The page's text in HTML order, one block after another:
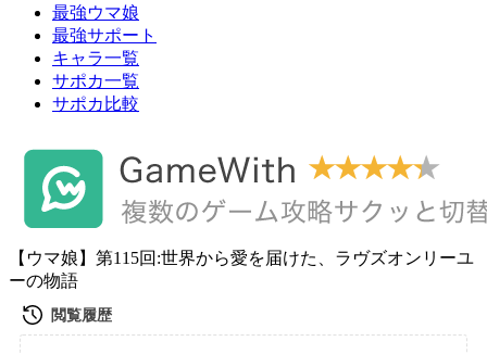
最強ウマ娘
最強サポート
キャラ一覧
サポカ一覧
サポカ比較
【ウマ娘】第115回:世界から愛を届けた、ラヴズオンリーユ
ーの物語